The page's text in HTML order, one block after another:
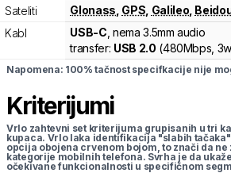
Sateliti
Glonass GPS Galileo
Kabl
USB-C , nema 3.5mm audio
transfer: USB 2.0 (480Mbps, 3w
Napomena: 100% tačnost specifkacije nije
Kriterijumi
Vrlo zahtevni set kriterijuma grupisanih u tri
kupaca. Vrlo laka identifikacija "slabih
opcija obojena crvenom bojom, to znači da
kategorije mobilnih telefona. Svrha je da
očekivane funkcionalnosti u specifičnom